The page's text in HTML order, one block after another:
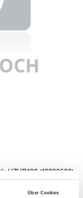
Über Cookies
UZUB100 (10020603)